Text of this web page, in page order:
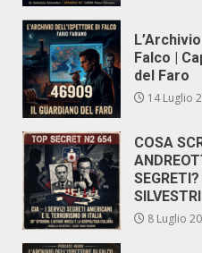
Falco |
del Faro
14 Luglio
COSA
SILVESTRI
8 Luglio